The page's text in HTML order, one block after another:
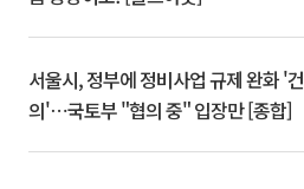
서울시, 정부에 정비사업 규제 완화 '건
의'⋯국토부 "협의 중" 입장만 [종합]